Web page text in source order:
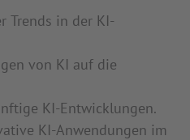
Trends in der KI-
von KI auf die
KI-Entwicklungen.
KI-Anwendungen im